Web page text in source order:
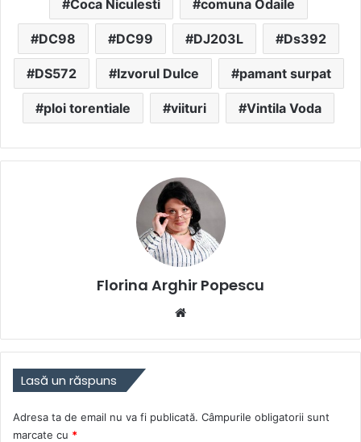
Coca Niculesti comuna Odaile
DC98 DC99 DJ203L Ds392
DS572 Izvorul Dulce pamant surpat
ploi torentiale viituri Vintila Voda
Florina Arghir Popescu
Lasă un răspuns
Adresa ta de email nu va fi publicată. Câmpurile obligatorii sunt
marcate cu *